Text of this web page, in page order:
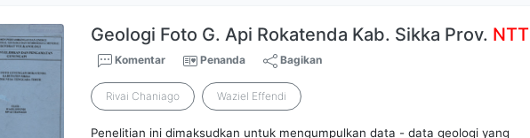
Geologi Foto G. Api Rokatenda Kab. Sikka Prov. NTT
Komentar Penanda Bagikan
Rivai Chaniago Waziel Effendi
Penelitian ini dimaksudkan untuk mengumpulkan data - data geologi yang